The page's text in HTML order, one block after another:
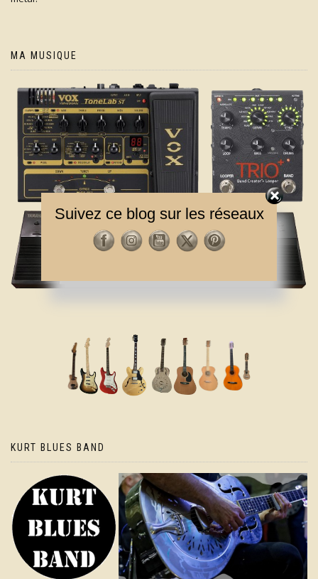
MA MUSIQUE
KURT BLUES BAND
Suivez ce blog sur les réseaux